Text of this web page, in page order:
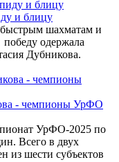
и блицу
шахматам и
одержала
Дубникова.
- чемпионы УрФО
УрФО-2025 по
Всего в двух
из шести субъектов